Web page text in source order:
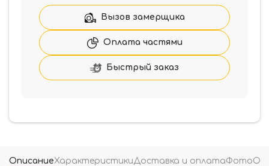
Вызов замерщика
Оплата частями
Быстрый заказ
ОписаниеХарактеристикиДоставка и оплатаФото